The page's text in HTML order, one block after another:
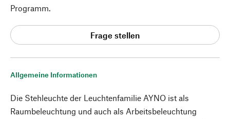
Allgemeine Informationen
Die Stehleuchte der Leuchtenfamilie AYNO ist als
Raumbeleuchtung und auch als Arbeitsbeleuchtung
Programm.
Frage stellen